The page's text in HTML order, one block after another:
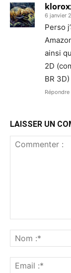
6 janvier
Perso
ainsi
2D
BR
Répondre
LAISSER UN